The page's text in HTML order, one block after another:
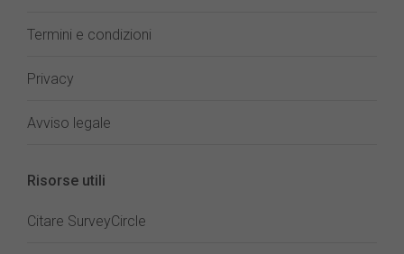
Termini e condizioni
Privacy
Avviso legale
Risorse utili
Citare SurveyCircle